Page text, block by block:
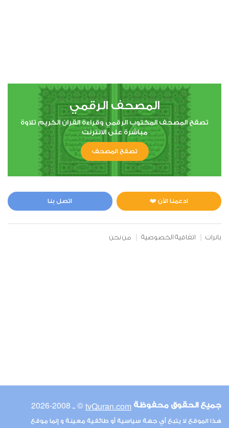
المصحف الرقمي
تصفح المصحف المكتوب الرقمي وقراءة القران الكريم تلاوة
مباشرة على الانترنت
تصفح المصحف
ادعمنا الآن ❤️ اتصل بنا
بانرات اتفاقية الخصوصية من نحن
جميع الحقوق محفوظة tvQuran.com© ـ 2008-2026
هذا الموقع لا يتبع أي جهة سياسية أو طائفية معينة و إنما موقع